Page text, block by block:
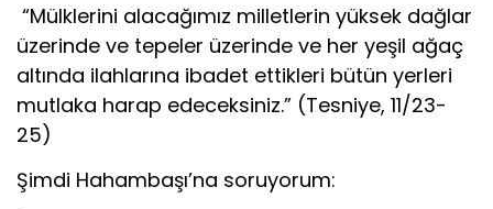
“Mülklerini alacağımız milletlerin yüksek dağlar
üzerinde ve tepeler üzerinde ve her yeşil ağaç
altında ilahlarına ibadet ettikleri bütün yerleri
mutlaka harap edeceksiniz.” (Tesniye, 11/23-
25)
Şimdi Hahambaşı’na soruyorum: